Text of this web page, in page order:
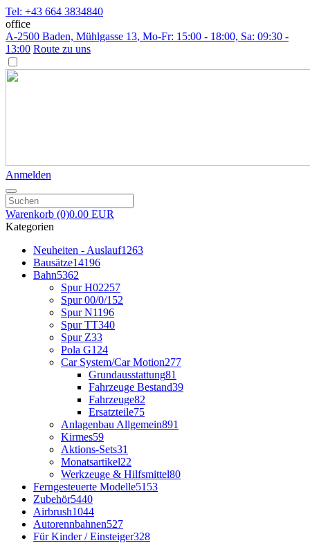
Tel: +43 664 3834840
office
A-2500 Baden, Mühlgasse 13, Mo-Fr: 15:00 - 18:00, Sa: 09:30 -
13:00 Route zu uns
Anmelden
Warenkorb (0)0.00 EUR
Kategorien
Neuheiten - Auslauf1263
Bausätze14196
Bahn5362
Spur H02257
Spur 00/0/1 52
Spur N1196
Spur TT340
Spur Z33
Pola G124
Car System/Car Motion277
Grundausstattung81
Fahrzeuge Bestand39
Fahrzeuge82
Ersatzteile75
Anlagenbau Allgemein891
Kirmes59
Aktions-Sets31
Monatsartikel22
Werkzeuge & Hilfsmittel80
Ferngesteuerte Modelle5153
Zubehör5440
Airbrush1044
Autorennbahnen527
Für Kinder / Einsteiger328